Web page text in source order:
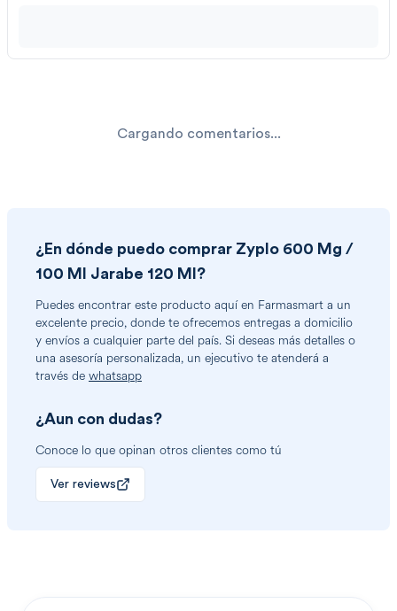
Cargando comentarios...
¿En dónde puedo comprar Zyplo 600 Mg /
100 Ml Jarabe 120 Ml ?
Puedes encontrar este producto aquí en Farmasmart a un
excelente precio, donde te ofrecemos entregas a domicilio
y envíos a cualquier parte del país. Si deseas más detalles o
una asesoría personalizada, un ejecutivo te atenderá a
través de whatsapp
¿Aun con dudas?
Conoce lo que opinan otros clientes como tú
Ver reviews